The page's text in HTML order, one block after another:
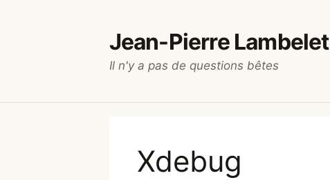
Jean-Pierre Lambelet
Il n'y a pas de questions bêtes
Xdebug